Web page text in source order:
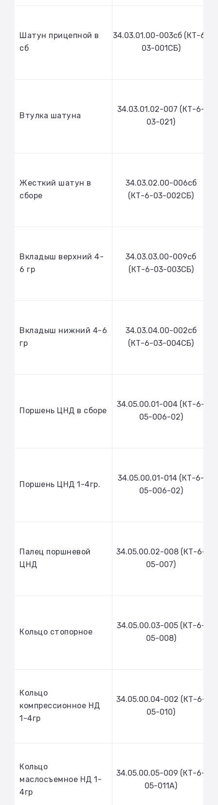
Шатун прицепной в
сб
34.03.01.00-003сб (КТ-6-
03-001СБ)
Втулка шатуна
34.03.01.02-007 (КТ-6-
03-021)
Жесткий шатун в
сборе
34.03.02.00-006сб
(КТ-6-03-002СБ)
Вкладыш верхний 4-
6 гр
34.03.03.00-009сб
(КТ-6-03-003СБ)
Вкладыш нижний 4-6
гр
34.03.04.00-002сб
(КТ-6-03-004СБ)
Поршень ЦНД в сборе
34.05.00.01-004 (КТ-6-
05-006-02)
Поршень ЦНД 1-4гр.
34.05.00.01-014 (КТ-6-
05-006-02)
Палец поршневой
ЦНД
34.05.00.02-008 (КТ-6-
05-007)
Кольцо стопорное
34.05.00.03-005 (КТ-6-
05-008)
Кольцо
компрессионное НД
1-4гр
34.05.00.04-002 (КТ-6-
05-010)
Кольцо
маслосъемное НД 1-
4гр
34.05.00.05-009 (КТ-6-
05-011А)